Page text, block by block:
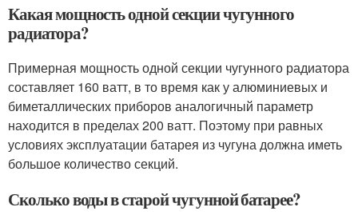
Какая мощность одной секции чугунного
радиатора?
Примерная мощность одной секции чугунного радиатора
составляет 160 ватт, в то время как у алюминиевых и
биметаллических приборов аналогичный параметр
находится в пределах 200 ватт. Поэтому при равных
условиях эксплуатации батарея из чугуна должна иметь
большое количество секций.
Сколько воды в старой чугунной батарее?